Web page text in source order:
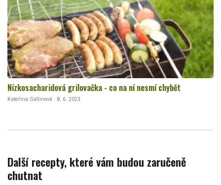
Nízkosacharidová grilovačka - co na ní nesmí chybět
Kateřina Gallinová · 8. 6. 2023
Další recepty, které vám budou zaručeně
chutnat